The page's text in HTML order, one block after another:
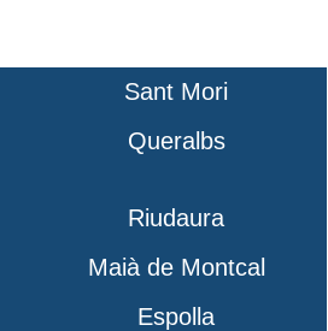
Sant Mori
Queralbs
Riudaura
Maià de Montcal
Espolla